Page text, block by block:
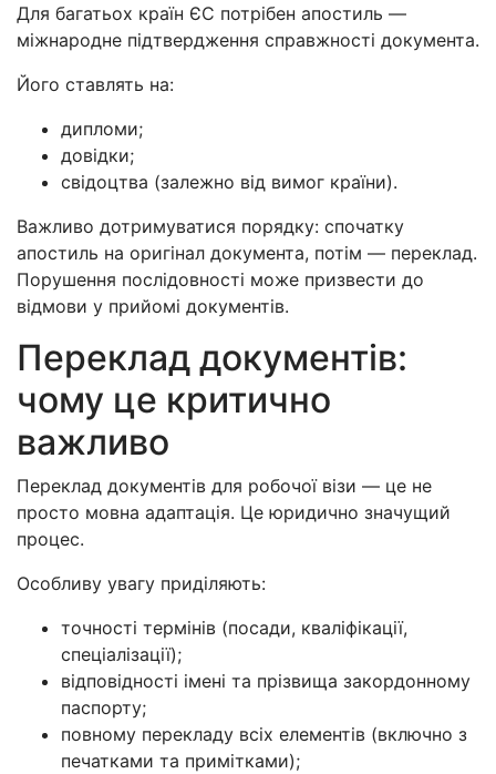
Для багатьох країн ЄС потрібен апостиль —
міжнародне підтвердження справжності документа.
Його ставлять на:
дипломи;
довідки;
свідоцтва (залежно від вимог країни).
Важливо дотримуватися порядку: спочатку
апостиль на оригінал документа, потім — переклад.
Порушення послідовності може призвести до
відмови у прийомі документів.
Переклад документів:
чому це критично
важливо
Переклад документів для робочої візи — це не
просто мовна адаптація. Це юридично значущий
процес.
Особливу увагу приділяють:
точності термінів (посади, кваліфікації,
спеціалізації);
відповідності імені та прізвища закордонному
паспорту;
повному перекладу всіх елементів (включно з
печатками та примітками);